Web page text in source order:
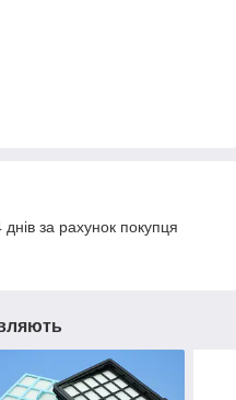
за рахунок покупця